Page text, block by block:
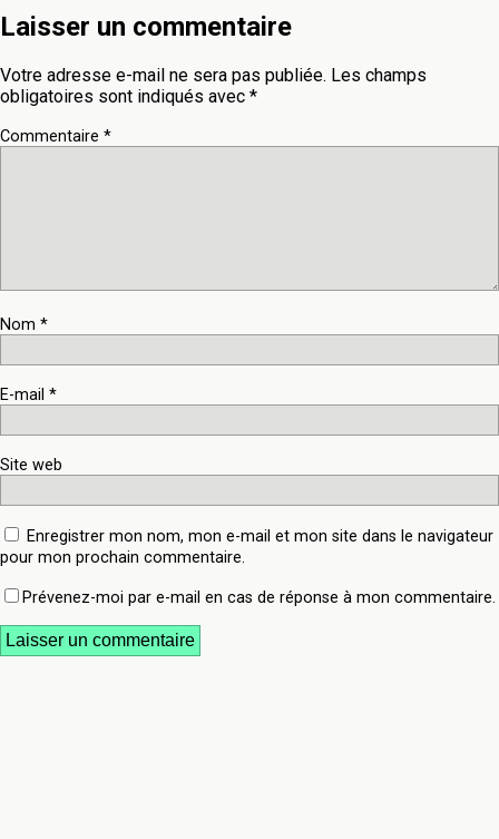
Laisser un commentaire
Votre adresse e-mail ne sera pas publiée. Les champs
obligatoires sont indiqués avec *
Commentaire *
Nom *
E-mail *
Site web
Enregistrer mon nom, mon e-mail et mon site dans le navigateur
pour mon prochain commentaire.
Prévenez-moi par e-mail en cas de réponse à mon commentaire.